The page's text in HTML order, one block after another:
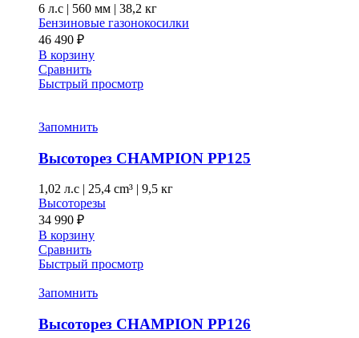
6 л.с | 560 мм | 38,2 кг
Бензиновые газонокосилки
46 490 ₽
В корзину
Сравнить
Быстрый просмотр
Запомнить
Высоторез CHAMPION PP125
1,02 л.с | 25,4 cm³ | 9,5 кг
Высоторезы
34 990 ₽
В корзину
Сравнить
Быстрый просмотр
Запомнить
Высоторез CHAMPION PP126